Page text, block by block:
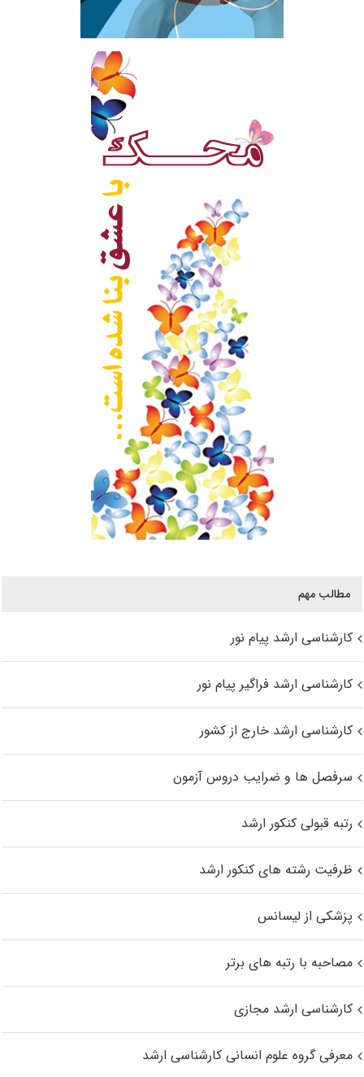
مطالب مهم
کارشناسی ارشد پیام نور
کارشناسی ارشد فراگیر پیام نور
کارشناسی ارشد خارج از کشور
سرفصل ها و ضرایب دروس آزمون
رتبه قبولی کنکور ارشد
ظرفیت رشته های کنکور ارشد
پزشکی از لیسانس
مصاحبه با رتبه های برتر
کارشناسی ارشد مجازی
معرفی گروه علوم انسانی کارشناسی ارشد